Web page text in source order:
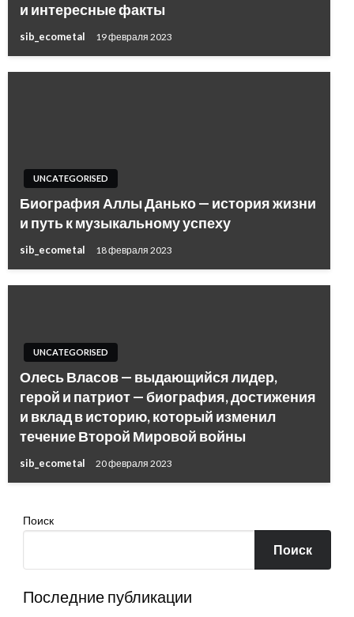
и интересные факты
sib_ecometal 19 февраля 2023
UNCATEGORISED
Биография Аллы Данько — история жизни
и путь к музыкальному успеху
sib_ecometal 18 февраля 2023
UNCATEGORISED
Олесь Власов — выдающийся лидер,
герой и патриот — биография, достижения
и вклад в историю, который изменил
течение Второй Мировой войны
sib_ecometal 20 февраля 2023
Поиск
Поиск
Последние публикации